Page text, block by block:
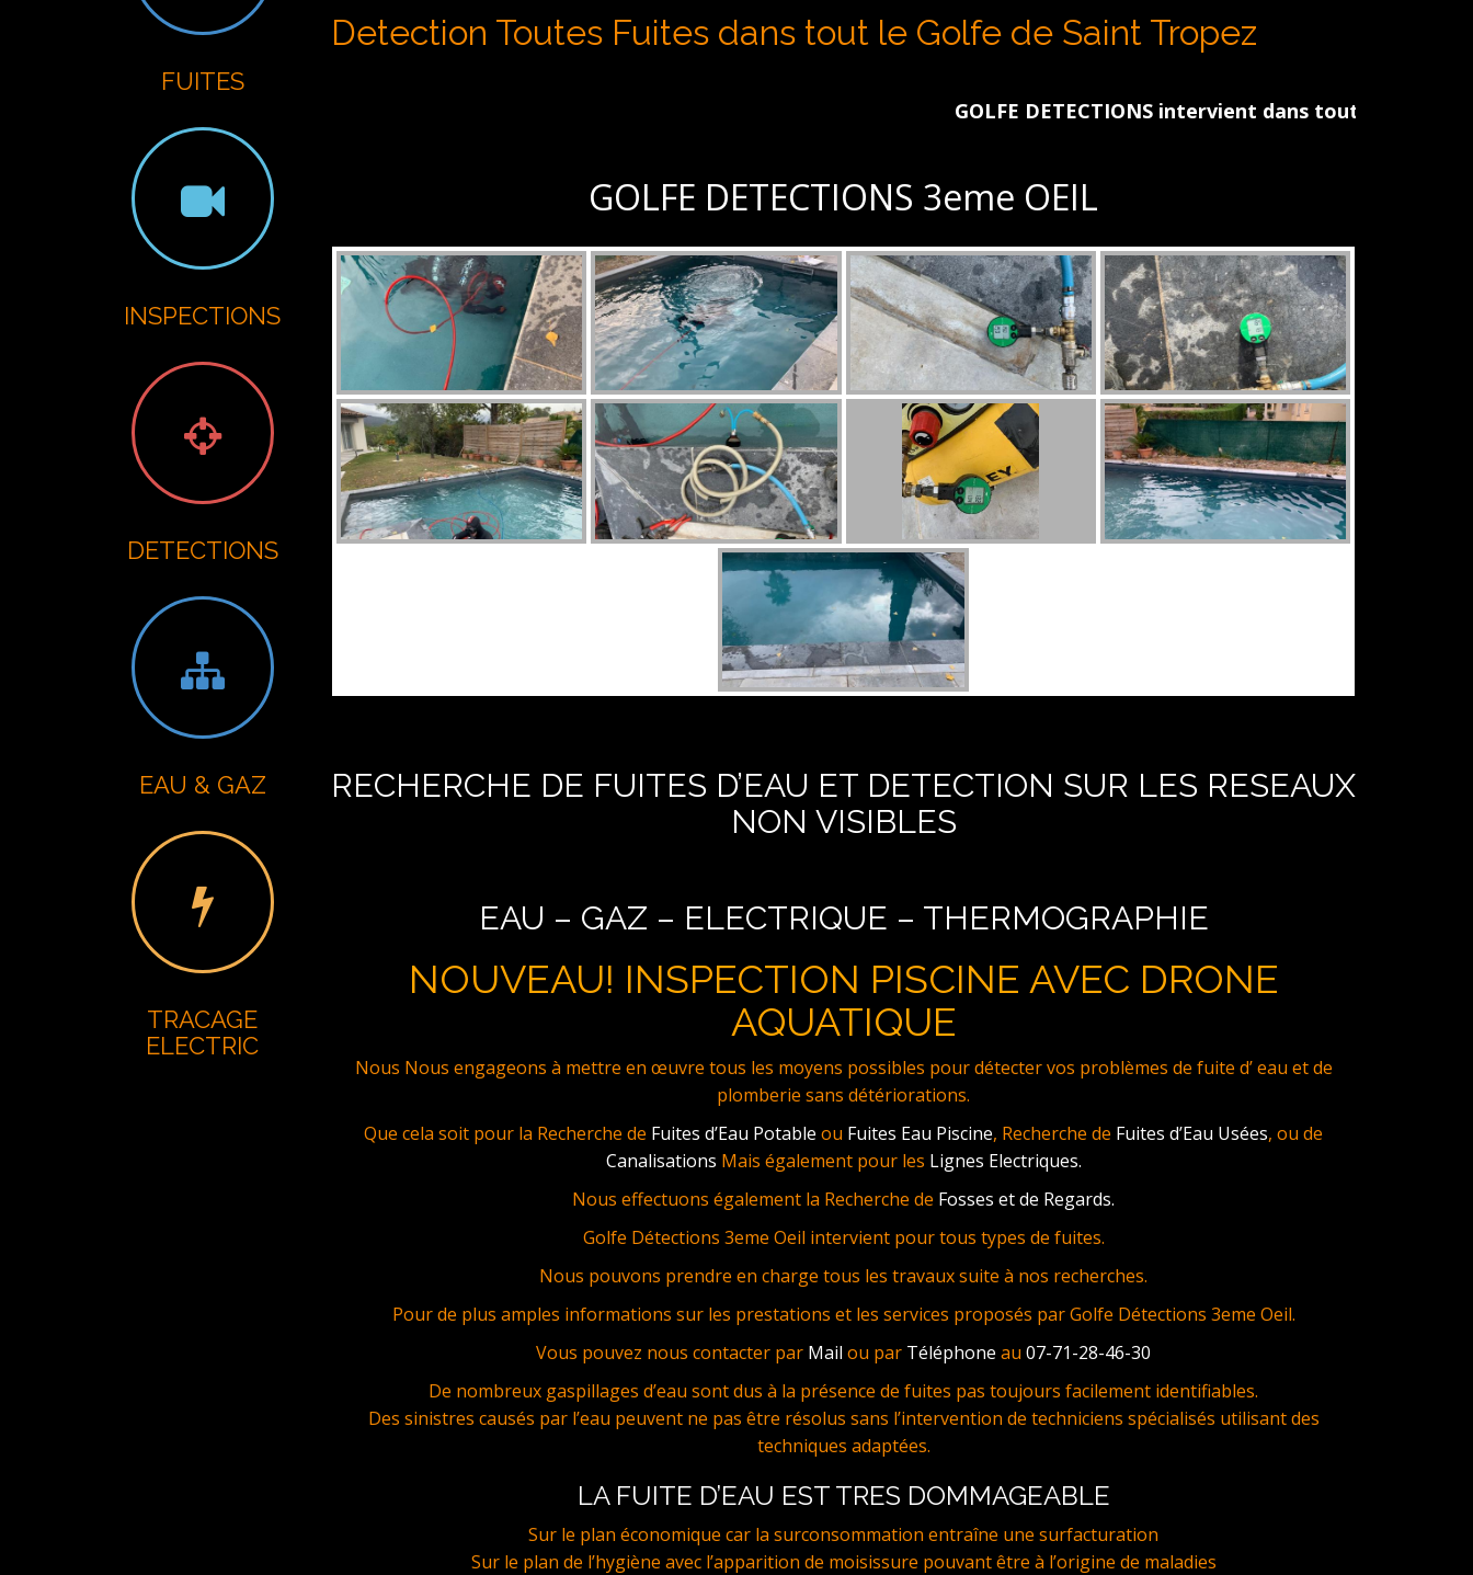
G N
Detection Toutes Fuites dans tout le Golfe de Saint Tropez
GOLFE DETECTIONS intervient dans tout le Golfe de St
GOLFE DETECTIONS 3eme OEIL
RECHERCHE DE FUITES D’EAU ET DETECTION SUR LES RESEAUX
NON VISIBLES
EAU – GAZ – ELECTRIQUE – THERMOGRAPHIE
NOUVEAU! INSPECTION PISCINE AVEC DRONE
AQUATIQUE
Nous Nous engageons à mettre en œuvre tous les moyens possibles pour détecter vos problèmes de fuite d’ eau et de
plomberie sans détériorations.
Que cela soit pour la Recherche de Fuites d’Eau Potable ou Fuites Eau Piscine, Recherche de Fuites d’Eau Usées, ou de
Canalisations Mais également pour les Lignes Electriques.
Nous effectuons également la Recherche de Fosses et de Regards.
Golfe Détections 3eme Oeil intervient pour tous types de fuites.
Nous pouvons prendre en charge tous les travaux suite à nos recherches.
Pour de plus amples informations sur les prestations et les services proposés par Golfe Détections 3eme Oeil.
Vous pouvez nous contacter par Mail ou par Téléphone au 07-71-28-46-30
De nombreux gaspillages d’eau sont dus à la présence de fuites pas toujours facilement identifiables.
Des sinistres causés par l’eau peuvent ne pas être résolus sans l’intervention de techniciens spécialisés utilisant des
techniques adaptées.
LA FUITE D’EAU EST TRES DOMMAGEABLE
Sur le plan économique car la surconsommation entraîne une surfacturation
Sur le plan de l’hygiène avec l’apparition de moisissure pouvant être à l’origine de maladies
FUITES
INSPECTIONS
DETECTIONS
EAU & GAZ
TRACAGE
ELECTRIC